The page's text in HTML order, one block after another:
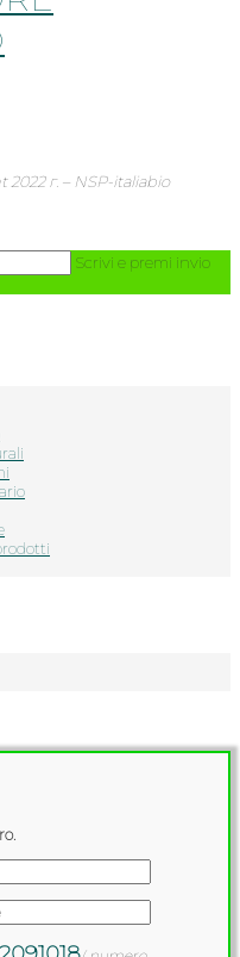
2022 г. – NSP-italiabio
Scrivi e premi invio